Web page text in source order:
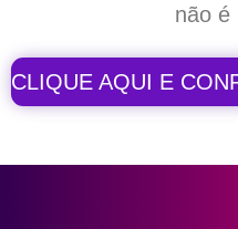
não é
CLIQUE AQUI E